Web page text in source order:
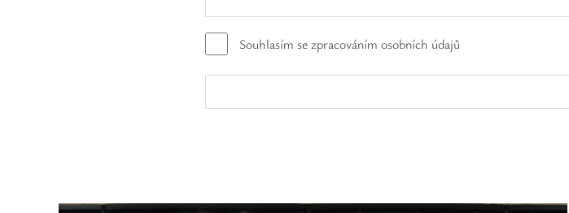
Souhlasím se zpracováním osobních údajů